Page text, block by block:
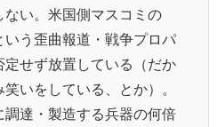
い。米国側マスコミの
いう歪曲報道・戦争プロパ
せず放置している（だか
いをしている、とか）。
達・製造する兵器の何倍